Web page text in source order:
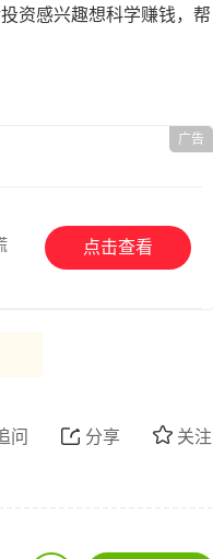
资感兴趣想科学赚钱，帮
点击查看
广告
关注
分享
问